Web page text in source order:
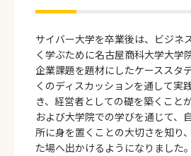
サイバー大学を卒業後は、ビジネ
く学ぶために名古屋商科大学大学
企業課題を題材にしたケーススタ
くのディスカッションを通して実
き、経営者としての礎を築くこと
および大学院での学びを通じて、
所に身を置くことの大切さを知り
た場へ出かけるようになりました。